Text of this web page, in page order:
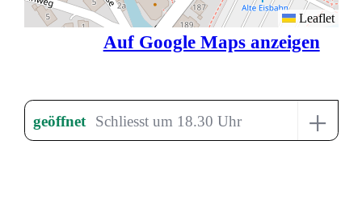
Leaflet
Auf Google Maps anzeigen
geöffnet Schliesst um 18.30 Uhr +